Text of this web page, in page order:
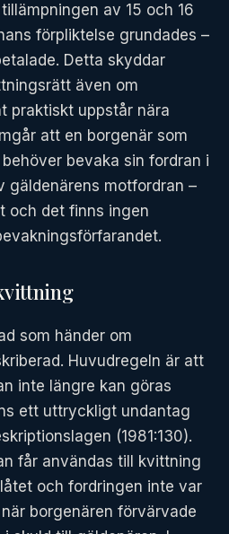
av 15 och 16
förpliktelse grundades –
Detta skyddar
även om
praktiskt uppstår nära
att en borgenär som
bevaka sin fordran i
gäldenärens motfordran –
och det finns ingen
som händer om
Huvudregeln är att
inte längre kan göras
ett uttryckligt undantag
(1981:130).
får användas till kvittning
och fordringen inte var
borgenären förvärvade